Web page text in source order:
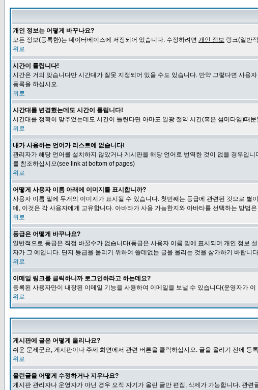
개인 정보는 어떻게 바꾸나요?
모든 정보(등록한)는 데이터베이스에 저장되어 있습니다. 수정하려면 개인 정보 링크(일반
위로
시간이 틀립니다!
시간은 거의 맞습니다만 시간대가 잘못 지정되어 있을 수도 있습니다. 만약 그렇다면 사용
등록을 하십시오.
위로
시간대를 변경했는데도 시간이 틀립니다!
시간대를 정확히 맞추었는데도 시간이 틀린다면 아마도 일광 절약 시간(혹은 섬머타임)때
위로
내가 사용하는 언어가 리스트에 없습니다!
관리자가 해당 언어를 설치하지 않았거나 게시판을 해당 언어로 번역한 것이 없을 경우입
를 참조하십시오(see link at bottom of pages)
위로
어떻게 사용자 이름 아래에 이미지를 표시합니까?
사용자 이름 밑에 두개의 이미지가 표시될 수 있습니다. 첫번째는 등급에 관련된 것으로
데, 이것은 각 사용자에게 고유합니다. 아바타가 사용 가능한지와 아바타를 선택하는 방법
위로
등급은 어떻게 바꾸나요?
일반적으로 등급은 직접 바꿀수가 없습니다(등급은 사용자 이름 밑에 표시되며 개인 정보
자가 그 예입니다. 단지 등급을 올리기 위하여 쓸데없는 글을 올리는 것을 삼가하기 바랍니
위로
이메일 링크를 클릭하니까 로그인하라고 하는데요?
등록된 사용자만이 내장된 이메일 기능을 사용하여 이메일을 보낼 수 있습니다(운영자가
위로
게시판에 글은 어떻게 올리나요?
쉬운 문제군요, 게시판이나 주제 화면에서 관련 버튼을 클릭하십시오. 글을 올리기 전에
위로
올린글을 어떻게 수정하거나 지우나요?
게시판 관리자나 운영자가 아닌 경우 오직 자기가 올린 글만 편집, 삭제가 가능합니다. 관련